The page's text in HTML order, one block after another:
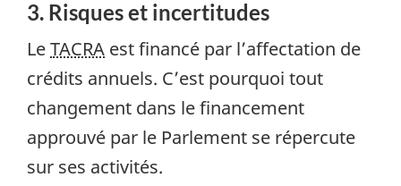
3. Risques et incertitudes
LeTACRA est financé par l’affectation de
crédits annuels. C’est pourquoi tout
changement dans le financement
approuvé par le Parlement se répercute
sur ses activités.